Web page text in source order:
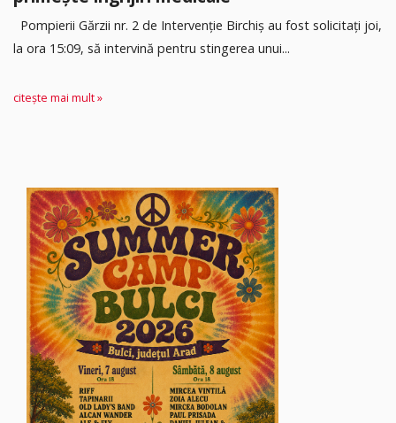
Pompierii Gărzii nr. 2 de Intervenție Birchiș au fost solicitați joi,
la ora 15:09, să intervină pentru stingerea unui...
citește mai mult »